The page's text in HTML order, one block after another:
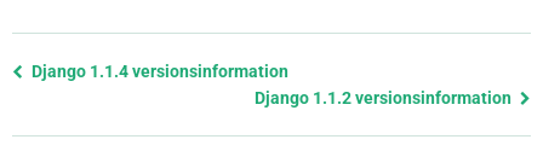
Föregående
Django 1.1.4 versionsinformation
Django 1.1.2 versionsinformation